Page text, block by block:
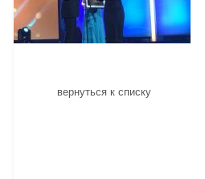
вернуться к списку